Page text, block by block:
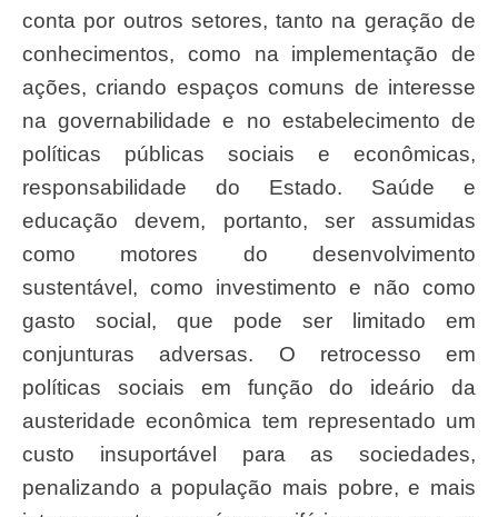
conta por outros setores, tanto na geração de
conhecimentos, como na implementação de
ações, criando espaços comuns de interesse
na governabilidade e no estabelecimento de
políticas públicas sociais e econômicas,
responsabilidade do Estado. Saúde e
educação devem, portanto, ser assumidas
como motores do desenvolvimento
sustentável, como investimento e não como
gasto social, que pode ser limitado em
conjunturas adversas. O retrocesso em
políticas sociais em função do ideário da
austeridade econômica tem representado um
custo insuportável para as sociedades,
penalizando a população mais pobre, e mais